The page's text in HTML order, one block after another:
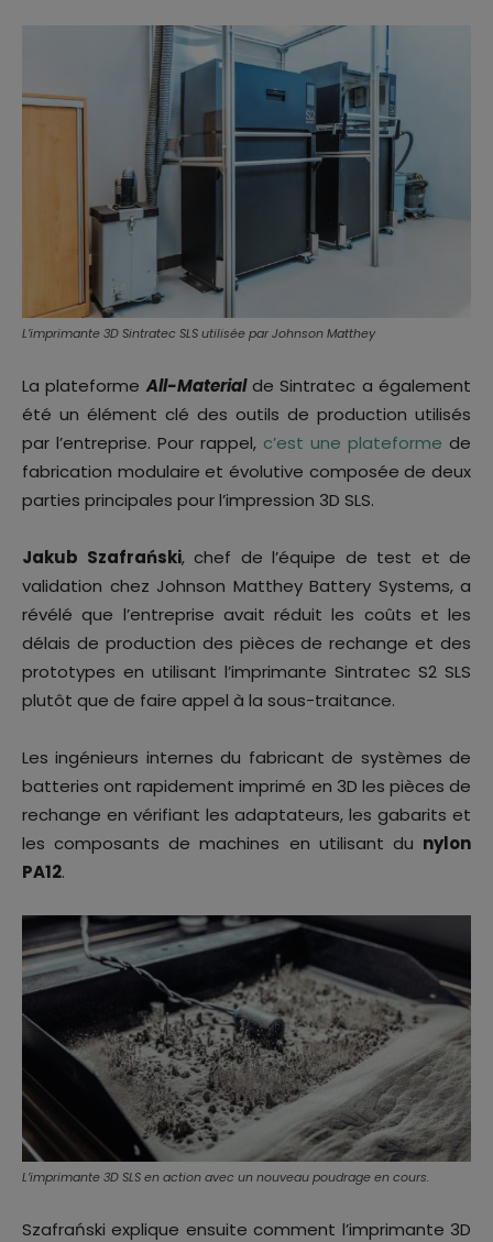
L’imprimante 3D Sintratec SLS utilisée par Johnson Matthey
La plateformeAll-Materialde Sintratec a également
été un élément clé des outils de production utilisés
par l’entreprise. Pour rappel, c’est une plateforme de
fabrication modulaire et évolutive composée de deux
parties principales pour l’impression 3D SLS.
Jakub Szafrański, chef de l’équipe de test et de
validation chez Johnson Matthey Battery Systems, a
révélé que l’entreprise avait réduit les coûts et les
délais de production des pièces de rechange et des
prototypes en utilisant l’imprimante Sintratec S2 SLS
plutôt que de faire appel à la sous-traitance.
Les ingénieurs internes du fabricant de systèmes de
batteries ont rapidement imprimé en 3D les pièces de
rechange en vérifiant les adaptateurs, les gabarits et
les composants de machines en utilisant du nylon
PA12.
L’imprimante 3D SLS en action avec un nouveau poudrage en cours.
Szafrański explique ensuite comment l’imprimante 3D